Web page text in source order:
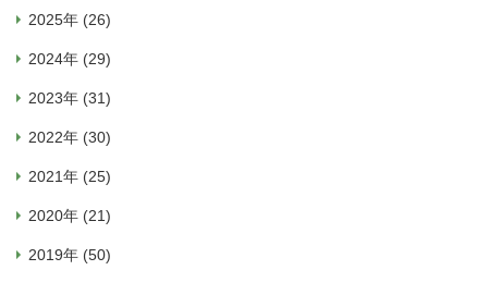
2025年 (26)
2024年 (29)
2023年 (31)
2022年 (30)
2021年 (25)
2020年 (21)
2019年 (50)